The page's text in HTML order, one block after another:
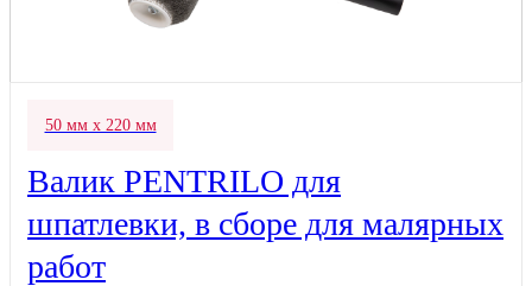
50 мм х 220 мм
Валик PENTRILO для
шпатлевки, в сборе для малярных
работ